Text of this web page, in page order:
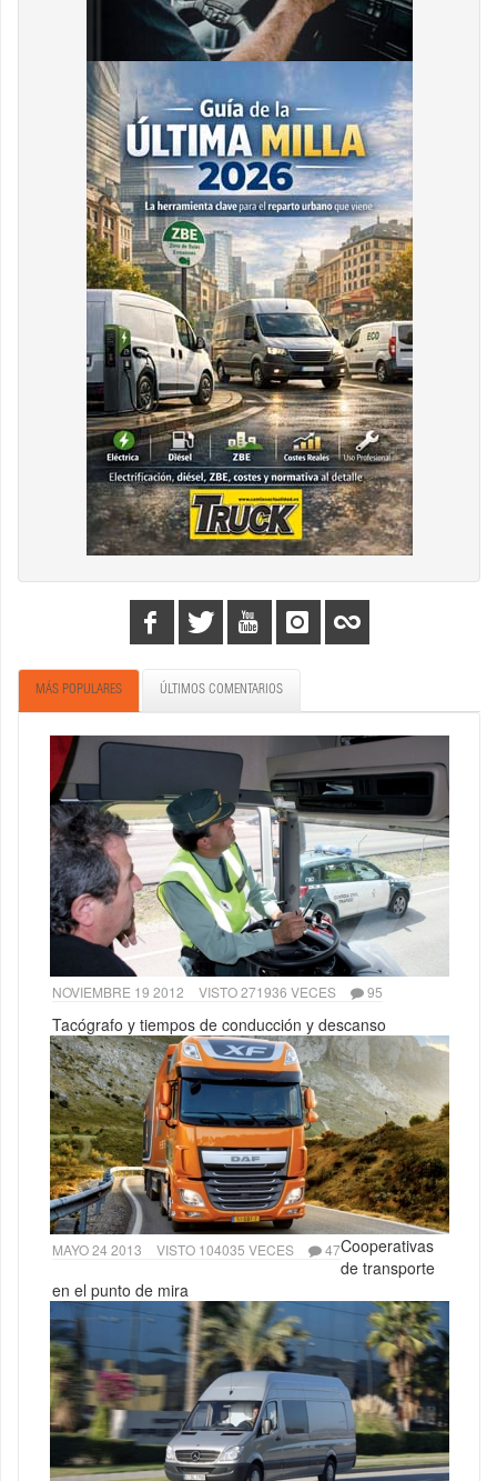
MÁS POPULARES ÚLTIMOS COMENTARIOS
NOVIEMBRE 19 2012 VISTO 271936 VECES 95
Tacógrafo y tiempos de conducción y descanso
MAYO 24 2013 VISTO 104035 VECES 47Cooperativas
de transporte
en el punto de mira